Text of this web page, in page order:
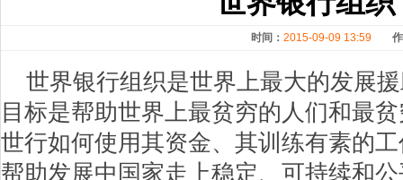
时间： 2015-09-09 13:59
世界银行组织是世界上最大的发展
目标是帮助世界上最贫穷的人们和最
世行如何使用其资金、其训练有素的
帮助发展中国家走上稳定、可持续和